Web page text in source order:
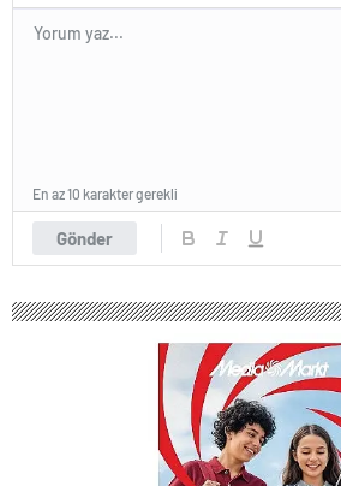
Gönder
En az 10 karakter gerekli